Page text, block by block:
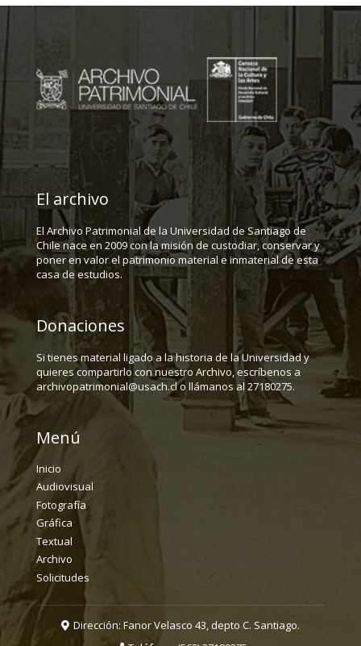
El archivo
El Archivo Patrimonial de la Universidad de Santiago de
Chile nace en 2009 con la misión de custodiar, conservar y
poner en valor el patrimonio material e inmaterial de esta
casa de estudios.
Donaciones
Si tienes material ligado a la historia de la Universidad y
quieres compartirlo con nuestro Archivo, escríbenos a
archivopatrimonial@usach.cl o llámanos al 27180275.
Menú
Inicio
Audiovisual
Fotografía
Gráfica
Textual
Archivo
Solicitudes
Dirección: Fanor Velasco 43, depto C. Santiago.